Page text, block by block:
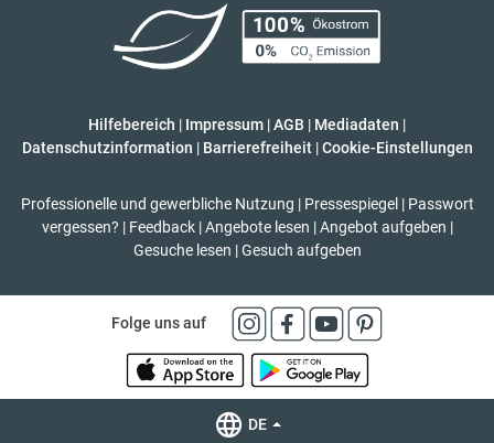
Hilfebereich | Impressum |AGB | Mediadaten |
Datenschutzinformation | Barrierefreiheit | Cookie-Einstellungen
Professionelle und gewerbliche Nutzung | Pressespiegel | Passwort
vergessen? | Feedback | Angebote lesen | Angebot aufgeben |
Gesuche lesen | Gesuch aufgeben
Folge uns auf
DE